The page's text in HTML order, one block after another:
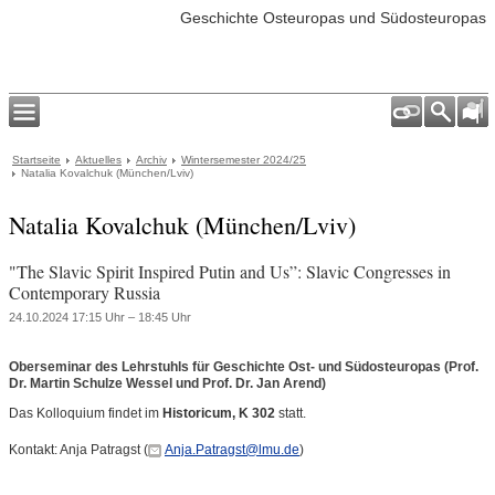
Geschichte Osteuropas und Südosteuropas
Startseite Aktuelles Archiv
Wintersemester 2024/25
Natalia Kovalchuk (München/Lviv)
Natalia Kovalchuk (München/Lviv)
"The Slavic Spirit Inspired Putin and Us”: Slavic Congresses in
Contemporary Russia
24.10.2024 17:15 Uhr – 18:45 Uhr
Oberseminar des Lehrstuhls für Geschichte Ost- und Südosteuropas (Prof.
Dr. Martin Schulze Wessel und Prof. Dr. Jan Arend)
Das Kolloquium findet im Historicum, K 302 statt.
Kontakt: Anja Patragst ( Anja.Patragst@lmu.de)